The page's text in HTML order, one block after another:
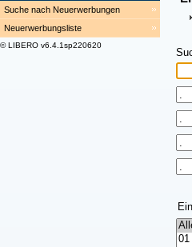
Suche nach Neuerwerbungen
Neuerwerbungsliste
© LIBERO v6.4.1sp220620